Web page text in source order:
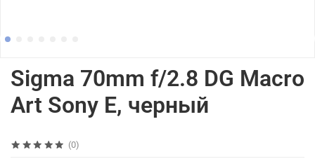
(0)
Sigma 70mm f/2.8 DG Macro
Art Sony E, черный